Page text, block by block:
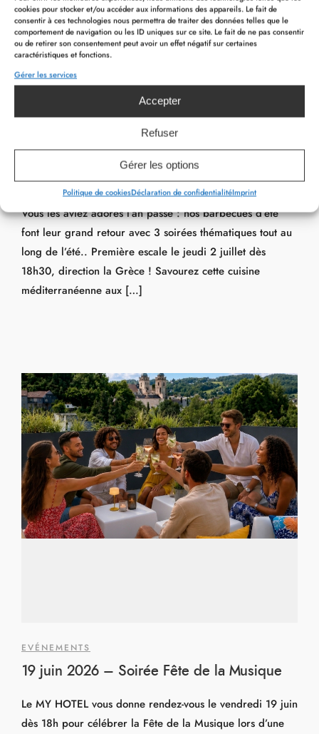
cookies pour stocker et/ou accéder aux informations des appareils. Le fait de
consentir à ces technologies nous permettra de traiter des données telles que le
comportement de navigation ou les ID uniques sur ce site. Le fait de ne pas consentir
ou de retirer son consentement peut avoir un effet négatif sur certaines
caractéristiques et fonctions.
Gérer les services
Accepter
Refuser
Gérer les options
Politique de cookiesDéclaration de confidentialitéImprint
Barbecue de l’été « Grec » – 2 juillet dès
18h30
Vous les aviez adorés l’an passé : nos barbecues d’été
font leur grand retour avec 3 soirées thématiques tout au
long de l’été.. Première escale le jeudi 2 juillet dès
18h30, direction la Grèce ! Savourez cette cuisine
méditerranéenne aux […]
EVÉNEMENTS
19 juin 2026 – Soirée Fête de la Musique
Le MY HOTEL vous donne rendez-vous le vendredi 19 juin
dès 18h pour célébrer la Fête de la Musique lors d’une